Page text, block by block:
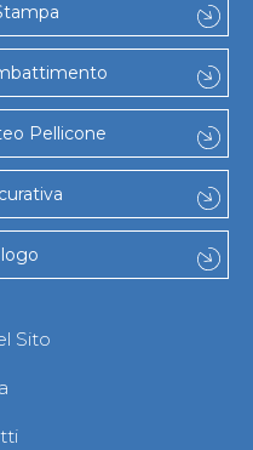
Pellicone
Sito